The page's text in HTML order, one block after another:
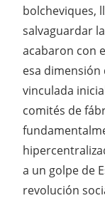
bolcheviques,
salvaguardar
acabaron con
esa dimensión
vinculada
comités de
a un golpe de
revolución